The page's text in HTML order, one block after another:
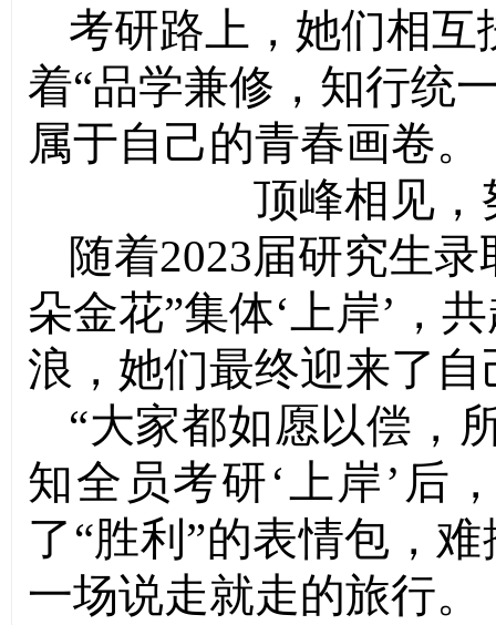
考研路上，她们相
着“品学兼修，知行统
属于自己的青春画卷。
顶峰相见，
随着2023届研究生
朵金花”集体‘上岸’，
浪，她们最终迎来了
“大家都如愿以偿，
知全员考研‘上岸’后
了“胜利”的表情包，
一场说走就走的旅行。